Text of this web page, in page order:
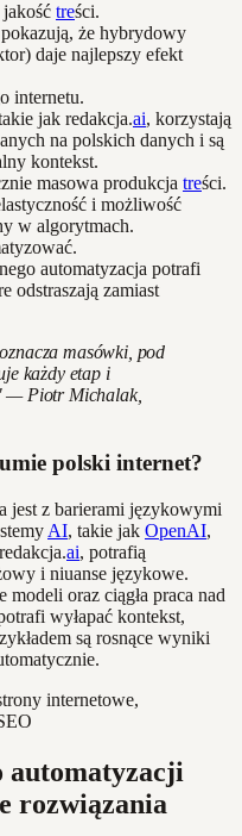
treści.
pokazują, że hybrydowy
daje najlepszy efekt
internetu.
jak redakcja.ai, korzystają
na polskich danych i są
kontekst.
masowa produkcja treści.
i możliwość
w algorytmach.
automatyzacja potrafi
odstraszają zamiast
masówki, pod
każdy etap i
— Piotr Michalak,
polski internet?
jest z barierami językowymi
AI, takie jak OpenAI,
ai, potrafią
i niuanse językowe.
oraz ciągła praca nad
wyłapać kontekst,
są rosnące wyniki
automatyzacji
rozwiązania